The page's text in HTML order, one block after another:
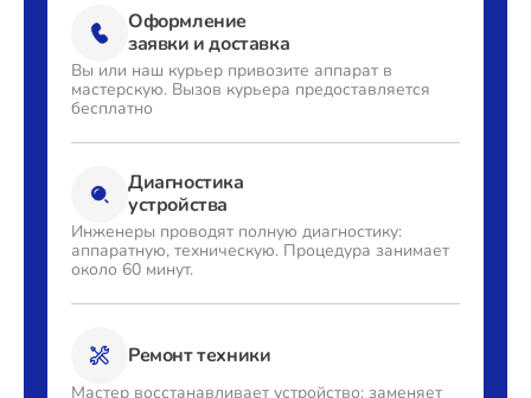
Оформление
заявки и доставка
Вы или наш курьер привозите аппарат в
мастерскую. Вызов курьера предоставляется
бесплатно
Диагностика
устройства
Инженеры проводят полную диагностику:
аппаратную, техническую. Процедура занимает
около 60 минут.
Ремонт техники
Мастер восстанавливает устройство: заменяет